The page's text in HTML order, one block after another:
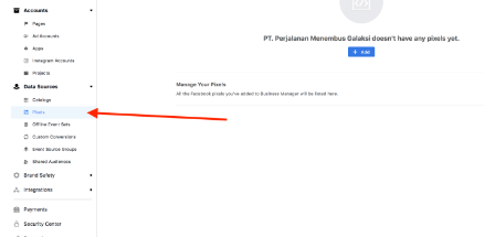
dashboard ad account Anda.
3/ Membuat Pixel